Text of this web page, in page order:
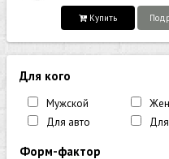
Купить
Для кого
Мужской
Для авто
Форм-фактор